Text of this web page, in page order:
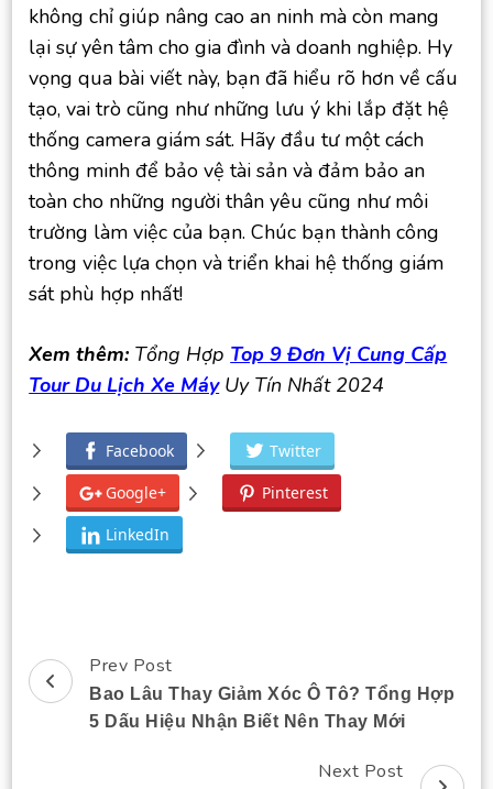
không chỉ giúp nâng cao an ninh mà còn mang
lại sự yên tâm cho gia đình và doanh nghiệp. Hy
vọng qua bài viết này, bạn đã hiểu rõ hơn về cấu
tạo, vai trò cũng như những lưu ý khi lắp đặt hệ
thống camera giám sát. Hãy đầu tư một cách
thông minh để bảo vệ tài sản và đảm bảo an
toàn cho những người thân yêu cũng như môi
trường làm việc của bạn. Chúc bạn thành công
trong việc lựa chọn và triển khai hệ thống giám
sát phù hợp nhất!
Xem thêm: Tổng Hợp Top 9 Đơn Vị Cung Cấp
Tour Du Lịch Xe Máy Uy Tín Nhất 2024
Facebook Twitter
Google+ Pinterest
LinkedIn
Post
Navigation
Prev Post
Bao Lâu Thay Giảm Xóc Ô Tô? Tổng Hợp
5 Dấu Hiệu Nhận Biết Nên Thay Mới
Next Post